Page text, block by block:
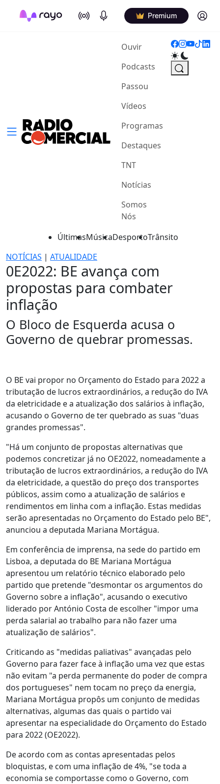
On Air Podcasts Premium Log in
Ouvir(current)
Podcasts
Passou
Vídeos
Programas
Destaques
TNT
Notícias
Somos
Nós
ÚltimasMúsicaDesportoTrânsito
NOTÍCIAS | ATUALIDADE
0E2022: BE avança com
propostas para combater
inflação
O Bloco de Esquerda acusa o
Governo de quebrar promessas.
O BE vai propor no Orçamento do Estado para 2022 a
tributação de lucros extraordinários, a redução do IVA
da eletricidade e a atualização dos salários à inflação,
acusando o Governo de ter quebrado as suas "duas
grandes promessas".
"Há um conjunto de propostas alternativas que
podemos concretizar já no OE2022, nomeadamente a
tributação de lucros extraordinários, a redução do IVA
da eletricidade, a questão do preço dos transportes
públicos, assim como a atualização de salários e
rendimentos em linha com a inflação. Estas medidas
serão apresentadas no Orçamento do Estado pelo BE",
anunciou a deputada Mariana Mortágua.
Em conferência de imprensa, na sede do partido em
Lisboa, a deputada do BE Mariana Mortágua
apresentou um relatório técnico elaborado pelo
partido que pretende "desmontar os argumentos do
Governo sobre a inflação", acusando o executivo
liderado por António Costa de escolher "impor uma
perda salarial ao trabalho para não fazer uma
atualização de salários".
Criticando as "medidas paliativas" avançadas pelo
Governo para fazer face à inflação uma vez que estas
não evitam "a perda permanente do poder de compra
dos portugueses" nem tocam no preço da energia,
Mariana Mortágua propôs um conjunto de medidas
alternativas, algumas das quais o partido vai
apresentar na especialidade do Orçamento do Estado
para 2022 (OE2022).
De acordo com as contas apresentadas pelos
bloquistas, e com uma inflação de 4%, "se toda a
economia se comportasse como o Governo, com